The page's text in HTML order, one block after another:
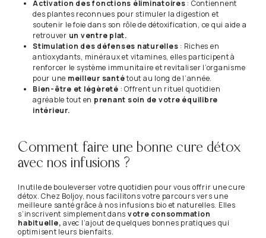
Activation des fonctions éliminatoires : Contiennent
des plantes reconnues pour stimuler la digestion et
soutenir le foie dans son rôle de détoxification, ce qui aide a
retrouver un ventre plat.
Stimulation des défenses naturelles : Riches en
antioxydants, minéraux et vitamines, elles participent à
renforcer le système immunitaire et revitaliser l’organisme
pour une meilleur santétout au long de l’année.
Bien-être et légèreté : Offrent un rituel quotidien
agréable tout en prenant soin de votre équilibre
intérieur.
Comment faire une bonne cure détox
avec nos infusions ?
Inutile de bouleverser votre quotidien pour vous offrir une cure
détox. Chez Boljoy, nous facilitons votre parcours vers une
meilleure santé grâce à nos infusions bio et naturelles. Elles
s’inscrivent simplement dans votre consommation
habituelle, avec l’ajout de quelques bonnes pratiques qui
optimisent leurs bienfaits.